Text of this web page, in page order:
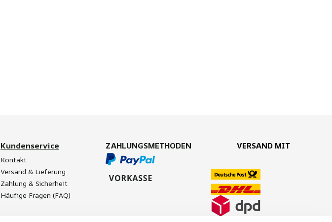
Kundenservice
Kontakt
Versand & Lieferung
Zahlung & Sicherheit
Häufige Fragen (FAQ)
ZAHLUNGSMETHODEN VERSAND MIT